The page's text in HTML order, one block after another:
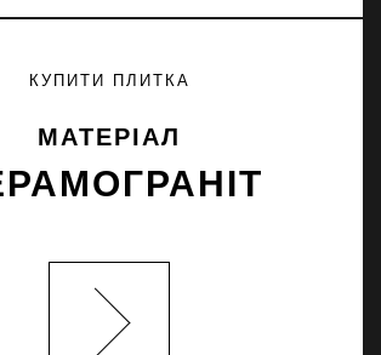
КУПИТИ ПЛИТКА
МАТЕРІАЛ